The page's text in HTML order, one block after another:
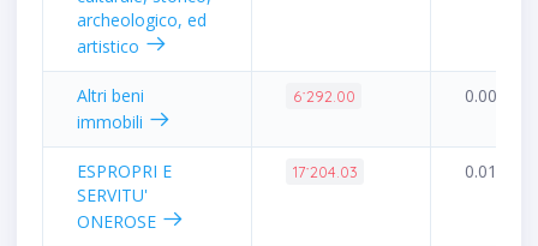
archeologico, ed
artistico
Altri beni
immobili
6˙292.00 0.00%
ESPROPRI E
SERVITU'
ONEROSE
17˙204.03 0.01%